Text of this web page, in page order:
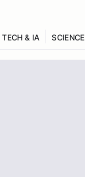
TECH & IA SCIENCE